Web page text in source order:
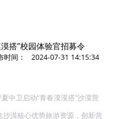
搭”校园体验官招募令
间： 2024-07-31 14:15:34
中卫启动“青春漠漠搭”沙漠营
漠核心优势旅游资源，创新营